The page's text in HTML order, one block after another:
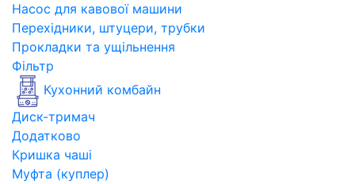
Насос для кавової машини
Перехідники, штуцери, трубки
Прокладки та ущільнення
Фільтр
Кухонний комбайн
Диск-тримач
Додатково
Кришка чаші
Муфта (куплер)